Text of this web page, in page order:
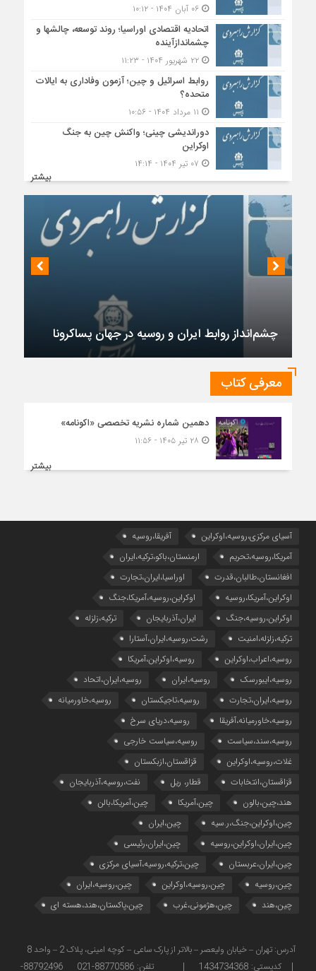
۰۶ آبان ۱۴۰۴ - ۱۰:۱۲
اتحادیه اقتصادی اوراسیا؛ روند توسعه، چالشها و
چشماندازآینده
۲۲ شهریور ۱۴۰۴ - ۱۱:۲۳
روابط اسرائیل و چین؛ آزمون وفاداری به ایالات
متحده؟
دوراندیشی چینی؛ واکنش چین به جنگ
اوکراین
بیشتر
چشم‌انداز روابط ایران و روسیه در جهان پساکرونا
معرفی کتاب
دهمین شماره نشریه تخصصی «اکونامه»
بیشتر
آسیای مرکزی،روسیه،اوکراین
آفریقا،روسیه
آمریکا،روسیه،تحریم
ارمنستان،باکو،ترکیه،ایران
افغانستان،طالبان،قدرت
اوراسیا،ایران،تجارت
اوکراین،آمریکا،روسیه
اوکراین،روسیه،آمریکا،جنگ
اوکراین،روسیه،جنگ
ایران،آذربایجان
ترکیه،زلزله
ترکیه،زلزله،امنیت
رشت،روسیه،ایران،آستارا
روسیه،اعراب،اوکراین
روسیه،اوکراین،آمریکا
روسیه،ایبورسک
روسیه،ایران
روسیه،ایران،اتحاد
روسیه،ایران،تجارت
روسیه،تاجیکستان
روسیه،خاورمیانه
روسیه،خاورمیانه،آفریقا
روسیه،دریای سرخ
روسیه،سند،سیاست
روسیه،سیاست خارجی
غلات،روسیه،اوکراین
قزاقستان،ازبکستان
قزاقستان،انتخابات
قطار، ریل
نفت،روسیه،آذربایجان
هند،چین،بالون
چین،آمریکا
چین،آمریکا،بالن
چین،اوکراین،جنگ،ر.سیه
چین،ایران
چین،ایران،اوکراین،روسیه
چین،ایران،رئیسی
چین،ایران،عربستان
چین،ترکیه،روسیه،آسیای مرکزی
چین،روسیه
چین،روسیه،اوکراین
چین،روسیه،ایران
چین،هند
چین،هژمونی،غرب چین،پاکستان،هند،هسته ای
| کدپستی: 1434734368 | تلفن: 88770586-021 88792496-